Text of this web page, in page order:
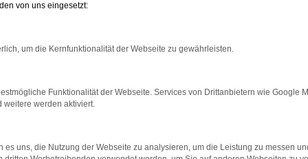
bestimmter Seiten verhindern. Funktioniert die Seite in
dem neuesten Stand sind.
kann auch dazu führen, dass bestimmte Funktionen nicht
von uns eingesetzt:
um die Kernfunktionalität der Webseite zu gewährleisten.
Funktionalität der Webseite. Services von Drittanbietern wie Google
weitere werden aktiviert.
es uns, die Nutzung der Webseite zu analysieren, um die Leistung zu messen